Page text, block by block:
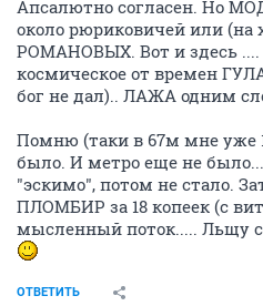
Апсалютно согласен. Но
около рюриковичей или (на
РОМАНОВЫХ. Вот и здесь ....
космическое от времен
бог не дал).. ЛАЖА одним
Помню (таки в 67м мне уже
было. И метро еще не
"эскимо", потом не стало.
ПЛОМБИР за 18 копеек (с
мысленный поток..... Льщу
ОТВЕТИТЬ